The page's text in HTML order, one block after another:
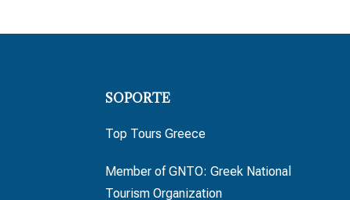
SOPORTE
Top Tours Greece
Member of GNTO: Greek National
Tourism Organization